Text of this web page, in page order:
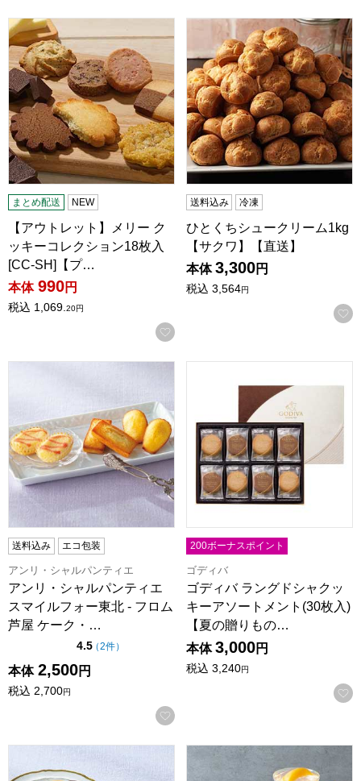
【アウトレット】メリー クッキーコレクション18枚入[CC-
まとめ配送 NEW
【アウトレット】メリー ク
ッキーコレクション18枚入
[CC-SH]【プ…
本体 990円
税込 1,069.20円
お気に入りに登録する
ひとくちシュークリーム1kg
送料込み 冷凍
ひとくちシュークリーム1kg
【サクワ】【直送】
本体 3,300円
税込 3,564円
送料込み エコ包装
アンリ・シャルパンティエ
アンリ・シャルパンティエ
スマイルフォー東北 - フロム
芦屋 ケーク・…
4.5点（5点満点中）
（2件の評価
）
本体 2,500円
税込 2,700円
お気に入りに登録する
200ボーナスポイント
ゴディバ
ゴディバ ラングドシャクッ
キーアソートメント(30枚入)
【夏の贈りもの…
本体 3,000円
税込 3,240円
ゴディバ パティスリー アソートメント(21個入)【夏の贈り
プレスバターサンド バター